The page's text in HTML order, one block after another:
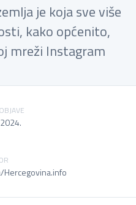
je koja sve više
kako općenito,
mreži Instagram
Hercegovina.info